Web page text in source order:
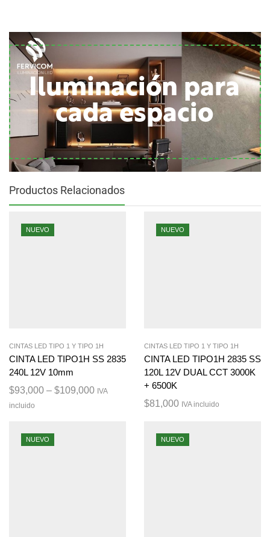
Iluminación para
cada espacio
Productos Relacionados
NUEVO
CINTAS LED TIPO 1 Y TIPO 1H
CINTA LED TIPO1H SS 2835
240L 12V 10mm
$93,000 – $109,000 IVA
incluido
NUEVO
CINTAS LED TIPO 1 Y TIPO 1H
CINTA LED TIPO1H 2835 SS
120L 12V DUAL CCT 3000K
+ 6500K
$81,000 IVA incluido
NUEVO NUEVO